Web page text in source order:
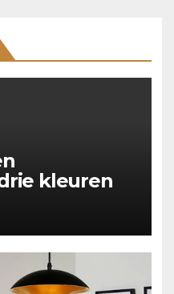
kleuren